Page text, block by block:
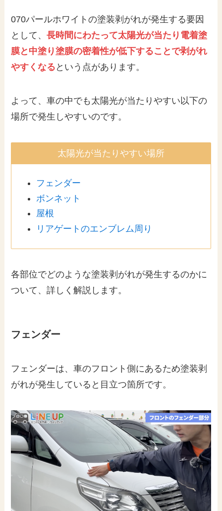
070パールホワイトの塗装剥がれが発生する要因
として、長時間にわたって太陽光が当たり電着塗
膜と中塗り塗膜の密着性が低下することで剥がれ
やすくなる という点があります。
よって、車の中でも太陽光が当たりやすい以下の
場所で発生しやすいのです。
太陽光が当たりやすい場所
フェンダー
ボンネット
屋根
リアゲートのエンブレム周り
各部位でどのような塗装剥がれが発生するのかに
ついて、詳しく解説します。
フェンダー
フェンダーは、車のフロント側にあるため塗装剥
がれが発生していると目立つ箇所です。